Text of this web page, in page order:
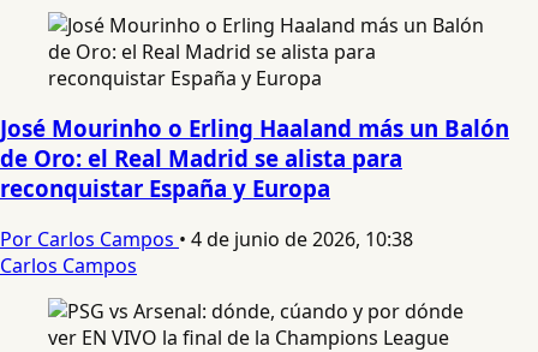
José Mourinho o Erling Haaland más un Balón
de Oro: el Real Madrid se alista para
reconquistar España y Europa
Por Carlos Campos • 4 de junio de 2026, 10:38
Carlos Campos